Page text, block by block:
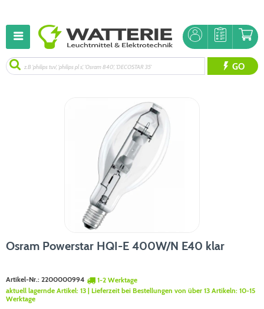
GO
Osram Powerstar HQI-E 400W/N E40 klar
Artikel-Nr.: 2200000994
1-2 Werktage
aktuell lagernde Artikel: 13 | Lieferzeit bei Bestellungen von über 13 Artikeln: 10-15
Werktage